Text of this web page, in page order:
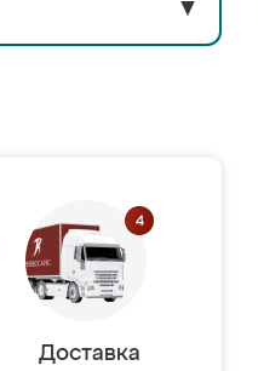
▼
Доставка